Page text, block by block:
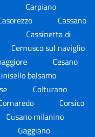
Carpiano
Cassano
Cassinetta di
Cernusco sul naviglio
Cesano
balsamo
Colturano
Corsico
Cusano milanino
Gaggiano